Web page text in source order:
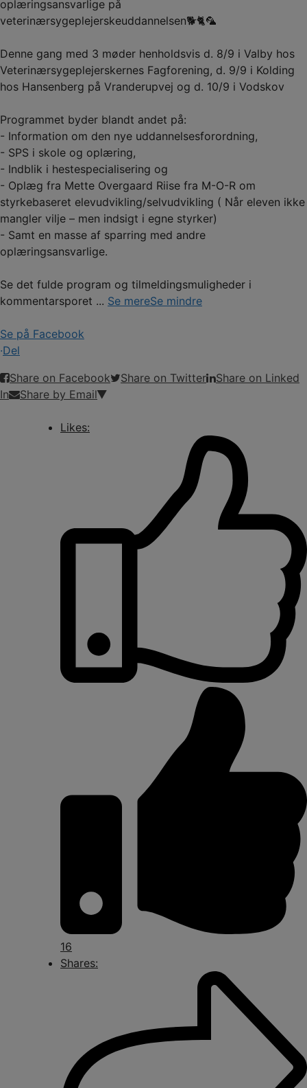
oplæringsansvarlige på
veterinærsygeplejerskeuddannelsen🐕🐈🦜
Denne gang med 3 møder henholdsvis d. 8/9 i Valby hos
Veterinærsygeplejerskernes Fagforening, d. 9/9 i Kolding
hos Hansenberg på Vranderupvej og d. 10/9 i Vodskov
Programmet byder blandt andet på:
- Information om den nye uddannelsesforordning,
- SPS i skole og oplæring,
- Indblik i hestespecialisering og
- Oplæg fra Mette Overgaard Riise fra M-O-R om
styrkebaseret elevudvikling/selvudvikling ( Når eleven ikke
mangler vilje – men indsigt i egne styrker)
- Samt en masse af sparring med andre
oplæringsansvarlige.
Se det fulde program og tilmeldingsmuligheder i
kommentarsporet ... Se mereSe mindre
Se på Facebook
·Del
Share on Facebook
Share on Twitter
Share on Linked
In
Share by Email
Likes:
16
Shares: